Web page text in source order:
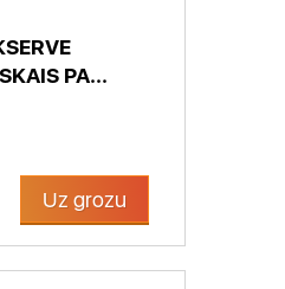
PA...
Uz grozu